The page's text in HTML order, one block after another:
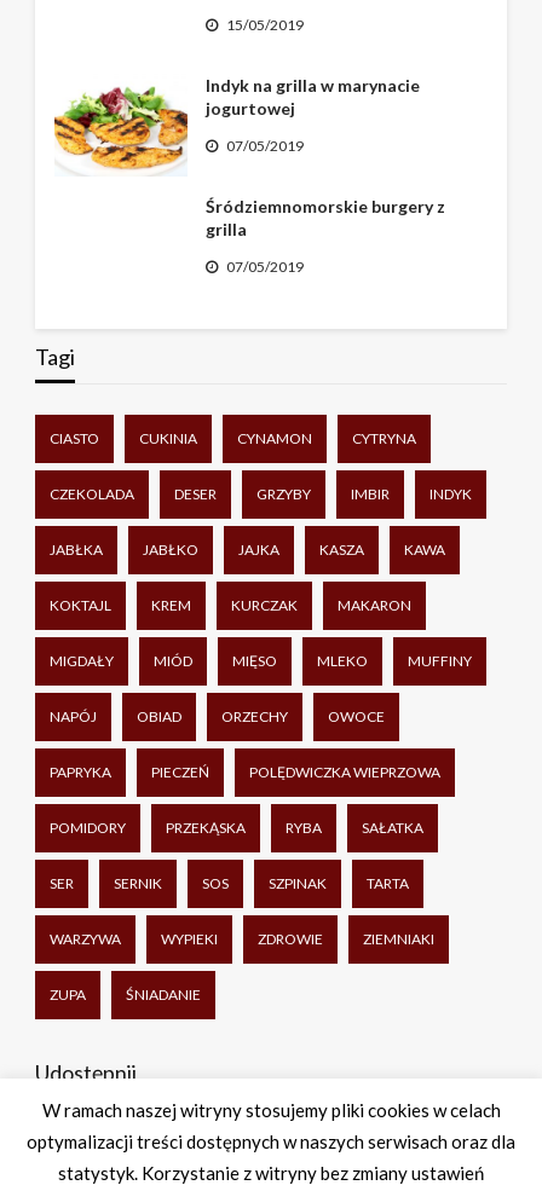
15/05/2019
Indyk na grilla w marynacie
jogurtowej
07/05/2019
Śródziemnomorskie burgery z
grilla
07/05/2019
Tagi
CIASTO CUKINIA CYNAMON CYTRYNA
CZEKOLADA DESER GRZYBY IMBIR INDYK
JABŁKA JABŁKO JAJKA KASZA KAWA
KOKTAJL KREM KURCZAK MAKARON
MIGDAŁY MIÓD MIĘSO MLEKO MUFFINY
NAPÓJ OBIAD ORZECHY OWOCE
PAPRYKA PIECZEŃ POLĘDWICZKA WIEPRZOWA
POMIDORY PRZEKĄSKA RYBA SAŁATKA
SER SERNIK SOS SZPINAK TARTA
WARZYWA WYPIEKI ZDROWIE ZIEMNIAKI
ZUPA ŚNIADANIE
Udostępnij
Facebook
TwitterWhatsApp
Share
W ramach naszej witryny stosujemy pliki cookies w celach
optymalizacji treści dostępnych w naszych serwisach oraz dla
statystyk. Korzystanie z witryny bez zmiany ustawień